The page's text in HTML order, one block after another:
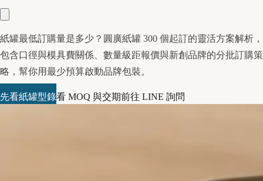
紙罐最低訂購量是多少？圓廣紙罐 300 個起訂的靈活方案解析，
包含口徑與模具費關係、數量級距報價與新創品牌的分批訂購策
略，幫你用最少預算啟動品牌包裝。
先看紙罐型錄看 MOQ 與交期前往 LINE 詢問